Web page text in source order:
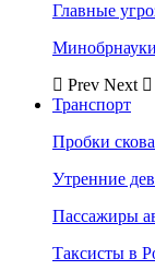
Главные
Prev Next
Транспорт
Пробки
Утренние
Пассажиры
Таксисты в